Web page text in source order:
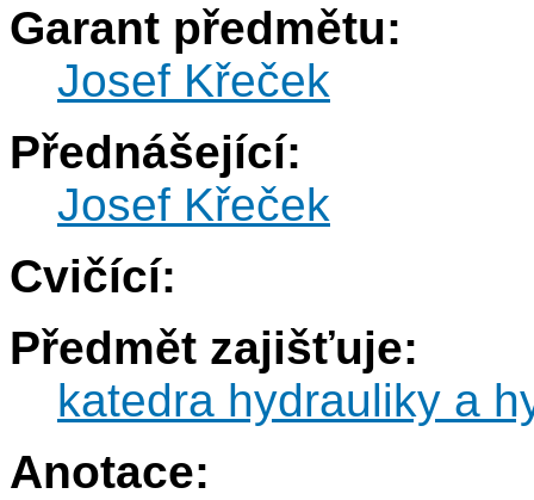
Garant předmětu:
Josef Křeček
Přednášející:
Josef Křeček
Cvičící:
Předmět zajišťuje:
katedra hydrauliky a
Anotace: